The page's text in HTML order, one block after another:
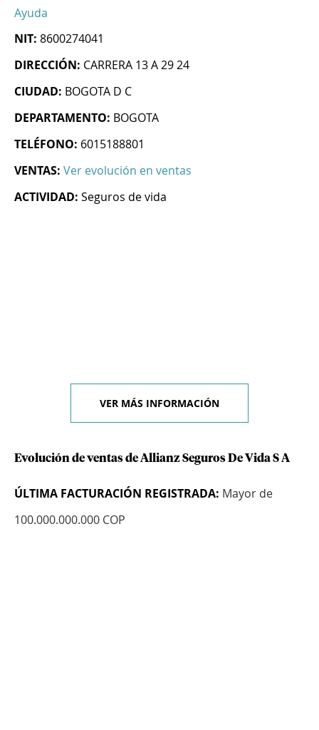
Ayuda
NIT: 8600274041
DIRECCIÓN: CARRERA 13 A 29 24
CIUDAD: BOGOTA D C
DEPARTAMENTO: BOGOTA
TELÉFONO: 6015188801
VENTAS: Ver evolución en ventas
ACTIVIDAD: Seguros de vida
VER MÁS INFORMACIÓN
Evolución de ventas de Allianz Seguros De Vida S A
ÚLTIMA FACTURACIÓN REGISTRADA: Mayor de
100.000.000.000 COP